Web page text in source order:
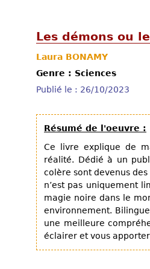
Les démons ou
Laura BONAMY
Genre : Sciences
Publié le : 26/10/2023
Résumé de l'oeuvre :
Ce livre explique de
réalité. Dédié à un
colère sont devenus
n’est pas uniquement
magie noire dans le
environnement.
une meilleure
éclairer et vous